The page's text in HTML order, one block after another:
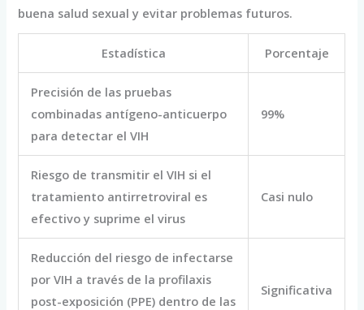
buena salud sexual y evitar problemas futuros.
Estadística Porcentaje
Precisión de las pruebas
combinadas antígeno-anticuerpo
para detectar el VIH
99%
Riesgo de transmitir el VIH si el
tratamiento antirretroviral es
efectivo y suprime el virus
Casi nulo
Reducción del riesgo de infectarse
por VIH a través de la profilaxis
post-exposición (PPE) dentro de las
Significativa